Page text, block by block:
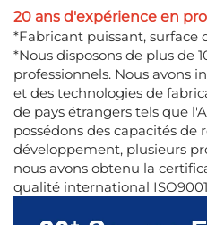
20 ans d'expérience en
*Fabricant puissant, surface
*Nous disposons de plus de
professionnels. Nous avons
et des technologies de
de pays étrangers tels que
possédons des capacités de
développement, plusieurs
nous avons obtenu la
qualité international